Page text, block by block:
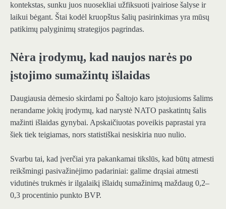
kontekstas, sunku juos nuosekliai užfiksuoti įvairiose šalyse ir
laikui bėgant. Štai kodėl kruopštus šalių pasirinkimas yra mūsų
patikimų palyginimų strategijos pagrindas.
Nėra įrodymų, kad naujos narės po
įstojimo sumažintų išlaidas
Daugiausia dėmesio skirdami po Šaltojo karo įstojusioms šalims
nerandame jokių įrodymų, kad narystė NATO paskatintų šalis
mažinti išlaidas gynybai. Apskaičiuotas poveikis paprastai yra
šiek tiek teigiamas, nors statistiškai nesiskiria nuo nulio.
Svarbu tai, kad įverčiai yra pakankamai tikslūs, kad būtų atmesti
reikšmingi pasivažinėjimo padariniai: galime drąsiai atmesti
vidutinės trukmės ir ilgalaikį išlaidų sumažinimą maždaug 0,2–
0,3 procentinio punkto BVP.